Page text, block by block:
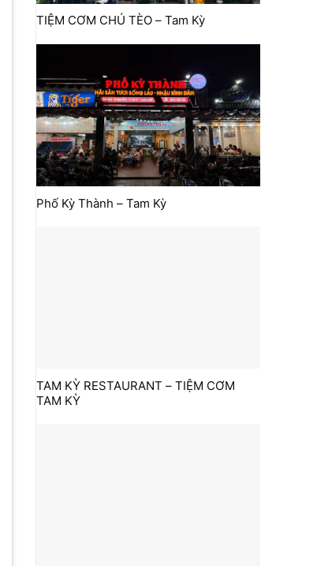
TIỆM CƠM CHÚ TÈO – Tam Kỳ
Phố Kỳ Thành – Tam Kỳ
TAM KỲ RESTAURANT – TIỆM CƠM
TAM KỲ